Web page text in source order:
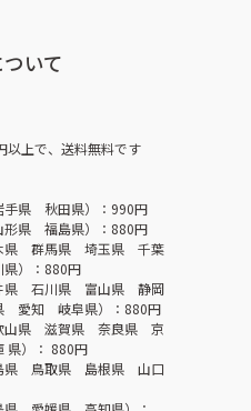
いて
以上で、送料無料です
県 秋田県）：990円
県 福島県）：880円
県 群馬県 埼玉県 千葉
）：880円
県 石川県 富山県 静岡
愛知 岐阜県）：880円
山県 滋賀県 奈良県 京
）： 880円
県 鳥取県 島根県 山口